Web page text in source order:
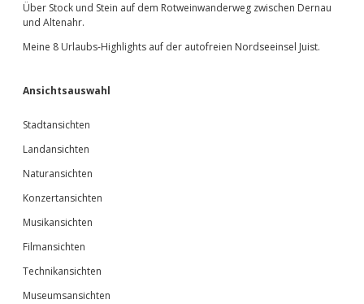
Über Stock und Stein auf dem Rotweinwanderweg zwischen Dernau
und Altenahr.
Meine 8 Urlaubs-Highlights auf der autofreien Nordseeinsel Juist.
Ansichtsauswahl
Stadtansichten
Landansichten
Naturansichten
Konzertansichten
Musikansichten
Filmansichten
Technikansichten
Museumsansichten